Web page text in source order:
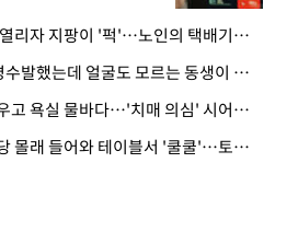
· 엘베 문 열리자 지팡이 '퍽'…노인의 택배기사 폭행 이유
· "20년 병수발했는데 얼굴도 모르는 동생이 유산 절반을"…배다른 형제 상속권 있을까
· 냄비 태우고 욕실 물바다…'치매 의심' 시어머니 검사 권유했다가 '날벼락'
· 새벽 식당 몰래 들어와 테이블서 '쿨쿨'…토사물 남기고 사라진 남성